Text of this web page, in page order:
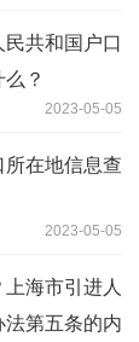
共和国户口
？
2023-05-05
在地信息查
2023-05-05
上海市引进人
第五条的内